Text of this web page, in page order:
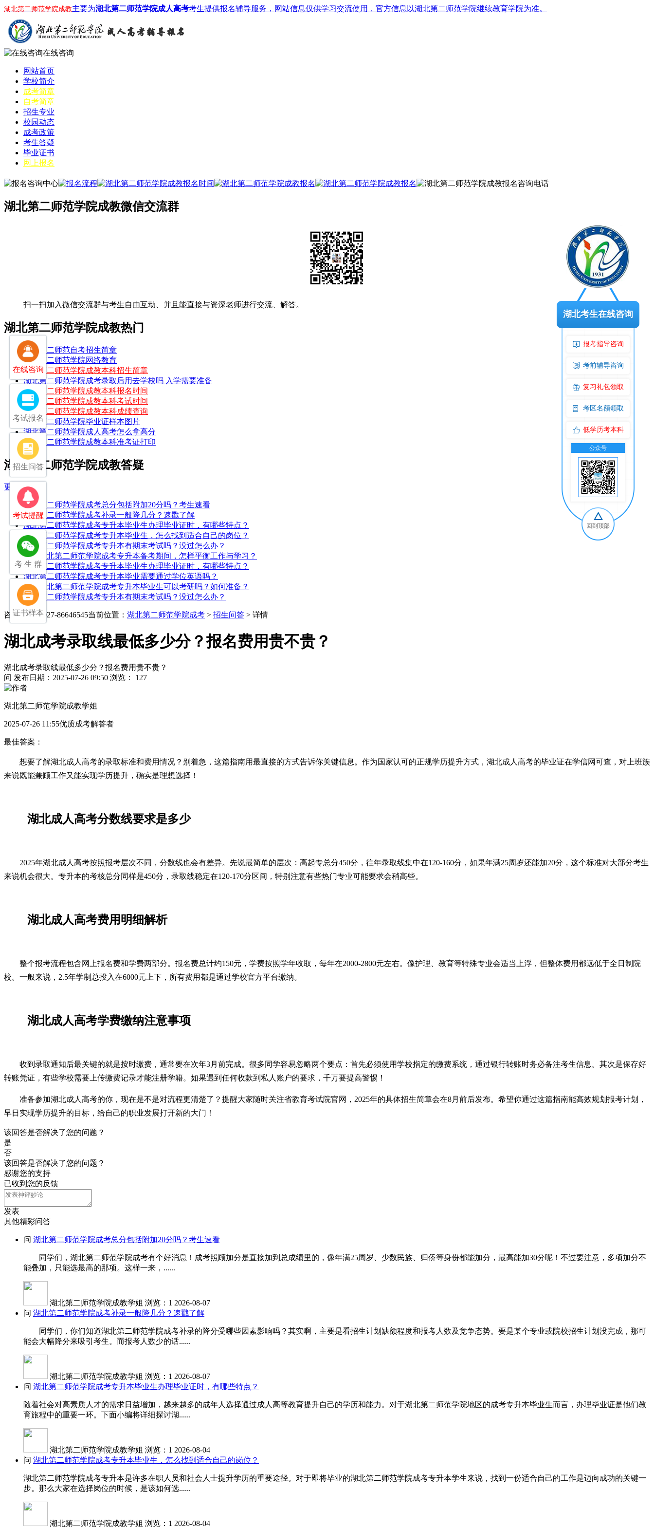
湖北第二师范学院成教主要为湖北第二师范学院成人高考考生提供报名辅导服务，网站信息仅供学习交流使用，官方信息以湖北第二师范学院继续教育学院为准。
在线咨询
网站首页
学校简介
成考简章
自考简章
招生专业
校园动态
成考政策
考生答疑
毕业证书
网上报名
湖北第二师范学院成教微信交流群
扫一扫加入微信交流群与考生自由互动、并且能直接与资深老师进行交流、解答。
湖北第二师范学院成教热门
湖北第二师范自考招生简章
湖北第二师范学院网络教育
湖北第二师范学院成教本科招生简章
湖北第二师范学院成考录取后用去学校吗 入学需要准备
湖北第二师范学院成教本科报名时间
湖北第二师范学院成教本科考试时间
湖北第二师范学院成教本科成绩查询
湖北第二师范学院毕业证样本图片
湖北第二师范学院成人高考怎么拿高分
湖北第二师范学院成教本科准考证打印
湖北第二师范学院成教答疑
更多
湖北第二师范学院成考总分包括附加20分吗？考生速看
湖北第二师范学院成考补录一般降几分？速戳了解
湖北第二师范学院成考专升本毕业生办理毕业证时，有哪些特点？
湖北第二师范学院成考专升本毕业生，怎么找到适合自己的岗位？
湖北第二师范学院成考专升本有期末考试吗？没过怎么办？
25年湖北第二师范学院成考专升本备考期间，怎样平衡工作与学习？
湖北第二师范学院成考专升本毕业生办理毕业证时，有哪些特点？
湖北第二师范学院成考专升本毕业需要通过学位英语吗？
25年湖北第二师范学院成考专升本毕业生可以考研吗？如何准备？
湖北第二师范学院成考专升本有期末考试吗？没过怎么办？
咨询电话：027-86646545当前位置： 湖北第二师范学院成考 > 招生问答 > 详情
湖北成考录取线最低多少分？报名费用贵不贵？
湖北成考录取线最低多少分？报名费用贵不贵？
问 发布日期：2025-07-26 09:50 浏览： 127
湖北第二师范学院成教学姐
2025-07-26 11:55优质成考解答者
最佳答案：
想要了解湖北成人高考的录取标准和费用情况？别着急，这篇指南用最直接的方式告诉你关键信息。作为国家认可的正规学历提升方式，湖北成人高考的毕业证在学信网可查，对上班族
来说既能兼顾工作又能实现学历提升，确实是理想选择！
湖北成人高考分数线要求是多少
2025年湖北成人高考按照报考层次不同，分数线也会有差异。先说最简单的层次：高起专总分450分，往年录取线集中在120-160分，如果年满25周岁还能加20分，这个标准对大部分考生
来说机会很大。专升本的考核总分同样是450分，录取线稳定在120-170分区间，特别注意有些热门专业可能要求会稍高些。
湖北成人高考费用明细解析
整个报考流程包含网上报名费和学费两部分。报名费总计约150元，学费按照学年收取，每年在2000-2800元左右。像护理、教育等特殊专业会适当上浮，但整体费用都远低于全日制院
校。一般来说，2.5年学制总投入在6000元上下，所有费用都是通过学校官方平台缴纳。
湖北成人高考学费缴纳注意事项
收到录取通知后最关键的就是按时缴费，通常要在次年3月前完成。很多同学容易忽略两个要点：首先必须使用学校指定的缴费系统，通过银行转账时务必备注考生信息。其次是保存好
转账凭证，有些学校需要上传缴费记录才能注册学籍。如果遇到任何收款到私人账户的要求，千万要提高警惕！
准备参加湖北成人高考的你，现在是不是对流程更清楚了？提醒大家随时关注省教育考试院官网，2025年的具体招生简章会在8月前后发布。希望你通过这篇指南能高效规划报考计划，
早日实现学历提升的目标，给自己的职业发展打开新的大门！
该回答是否解决了您的问题？
是
否
该回答是否解决了您的问题？
感谢您的支持
已收到您的反馈
发表
其他精彩问答
问 湖北第二师范学院成考总分包括附加20分吗？考生速看
同学们，湖北第二师范学院成考有个好消息！成考照顾加分是直接加到总成绩里的，像年满25周岁、少数民族、归侨等身份都能加分，最高能加30分呢！不过要注意，多项加分不
能叠加，只能选最高的那项。这样一来，......
湖北第二师范学院成教学姐 浏览：1 2026-08-07
问 湖北第二师范学院成考补录一般降几分？速戳了解
同学们，你们知道湖北第二师范学院成考补录的降分受哪些因素影响吗？其实啊，主要是看招生计划缺额程度和报考人数及竞争态势。要是某个专业或院校招生计划没完成，那可
能会大幅降分来吸引考生。而报考人数少的话......
湖北第二师范学院成教学姐 浏览：1 2026-08-07
问 湖北第二师范学院成考专升本毕业生办理毕业证时，有哪些特点？
随着社会对高素质人才的需求日益增加，越来越多的成年人选择通过成人高等教育提升自己的学历和能力。对于湖北第二师范学院地区的成考专升本毕业生而言，办理毕业证是他们教
育旅程中的重要一环。下面小编将详细探讨湖......
湖北第二师范学院成教学姐 浏览：1 2026-08-04
问 湖北第二师范学院成考专升本毕业生，怎么找到适合自己的岗位？
湖北第二师范学院成考专升本是许多在职人员和社会人士提升学历的重要途径。对于即将毕业的湖北第二师范学院成考专升本学生来说，找到一份适合自己的工作是迈向成功的关键一
步。那么大家在选择岗位的时候，是该如何选......
湖北第二师范学院成教学姐 浏览：1 2026-08-04
在线咨询
考试报名
招生问答
考试提醒
考 生 群
证书样本
湖北考生在线咨询
报考指导咨询
考前辅导咨询
复习礼包领取
考区名额领取
低学历考本科
公众号
回到顶部